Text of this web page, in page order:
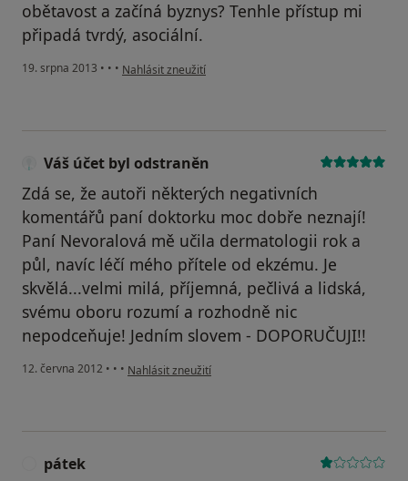
obětavost a začíná byznys? Tenhle přístup mi
připadá tvrdý, asociální.
19. srpna 2013 • • • podle názoru uživatele Váš účet byl odstraněn
Nahlásit zneužití
Váš účet byl odstraněn
Zdá se, že autoři některých negativních
komentářů paní doktorku moc dobře neznají!
Paní Nevoralová mě učila dermatologii rok a
půl, navíc léčí mého přítele od ekzému. Je
skvělá...velmi milá, příjemná, pečlivá a lidská,
svému oboru rozumí a rozhodně nic
nepodceňuje! Jedním slovem - DOPORUČUJI!!
12. června 2012 • • • podle názoru uživatele Váš účet byl odstraněn
Nahlásit zneužití
pátek